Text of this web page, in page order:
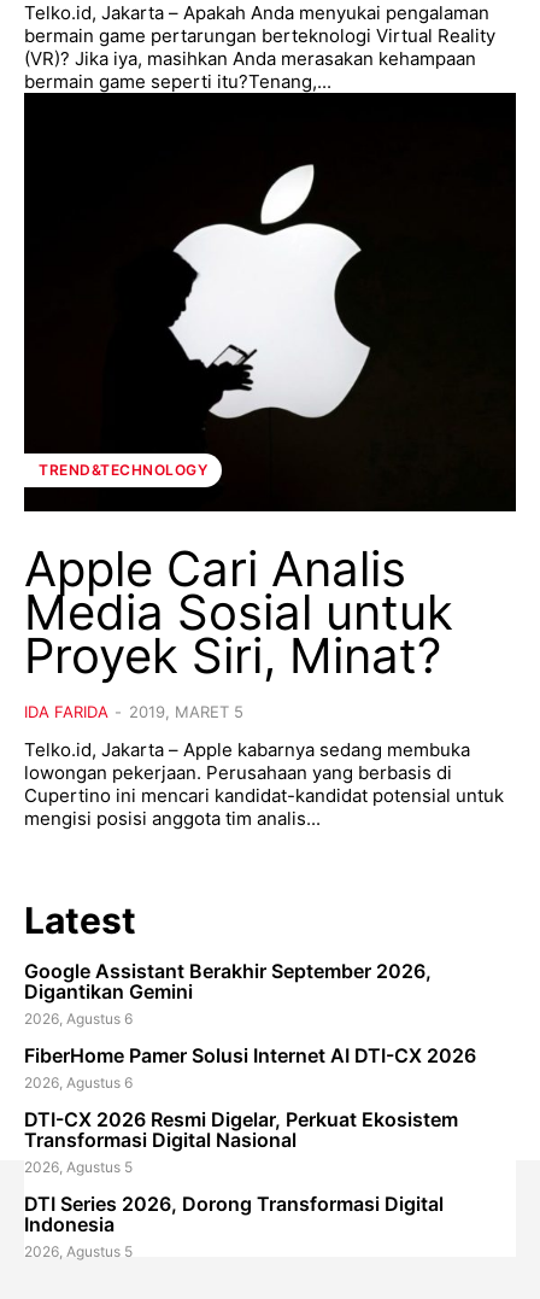
Telko.id, Jakarta – Apakah Anda menyukai pengalaman
bermain game pertarungan berteknologi Virtual Reality
(VR)? Jika iya, masihkan Anda merasakan kehampaan
bermain game seperti itu?Tenang,...
TREND&TECHNOLOGY
Apple Cari Analis
Media Sosial untuk
Proyek Siri, Minat?
IDA FARIDA - 2019, MARET 5
Telko.id, Jakarta – Apple kabarnya sedang membuka
lowongan pekerjaan. Perusahaan yang berbasis di
Cupertino ini mencari kandidat-kandidat potensial untuk
mengisi posisi anggota tim analis...
Latest
Google Assistant Berakhir September 2026,
Digantikan Gemini
2026, Agustus 6
FiberHome Pamer Solusi Internet AI DTI-CX 2026
2026, Agustus 6
DTI-CX 2026 Resmi Digelar, Perkuat Ekosistem
Transformasi Digital Nasional
2026, Agustus 5
DTI Series 2026, Dorong Transformasi Digital
Indonesia
2026, Agustus 5